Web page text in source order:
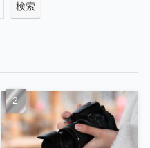
検索